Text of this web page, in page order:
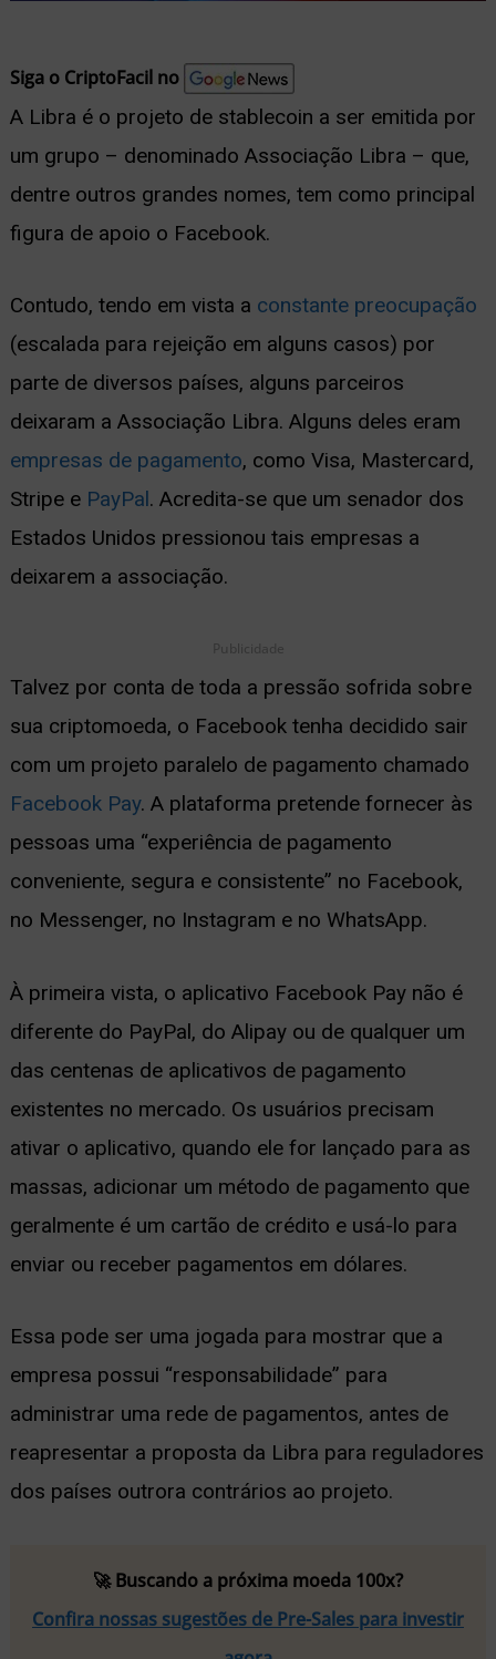
Siga o CriptoFacil no
A Libra é o projeto de stablecoin a ser emitida por
um grupo – denominado Associação Libra – que,
dentre outros grandes nomes, tem como principal
figura de apoio o Facebook.
Contudo, tendo em vista a constante preocupação
(escalada para rejeição em alguns casos) por
parte de diversos países, alguns parceiros
deixaram a Associação Libra. Alguns deles eram
empresas de pagamento, como Visa, Mastercard,
Stripe e PayPal. Acredita-se que um senador dos
Estados Unidos pressionou tais empresas a
deixarem a associação.
Publicidade
Talvez por conta de toda a pressão sofrida sobre
sua criptomoeda, o Facebook tenha decidido sair
com um projeto paralelo de pagamento chamado
Facebook Pay. A plataforma pretende fornecer às
pessoas uma “experiência de pagamento
conveniente, segura e consistente” no Facebook,
no Messenger, no Instagram e no WhatsApp.
À primeira vista, o aplicativo Facebook Pay não é
diferente do PayPal, do Alipay ou de qualquer um
das centenas de aplicativos de pagamento
existentes no mercado. Os usuários precisam
ativar o aplicativo, quando ele for lançado para as
massas, adicionar um método de pagamento que
geralmente é um cartão de crédito e usá-lo para
enviar ou receber pagamentos em dólares.
Essa pode ser uma jogada para mostrar que a
empresa possui “responsabilidade” para
administrar uma rede de pagamentos, antes de
reapresentar a proposta da Libra para reguladores
dos países outrora contrários ao projeto.
🚀 Buscando a próxima moeda 100x?
Confira nossas sugestões de Pre-Sales para investir